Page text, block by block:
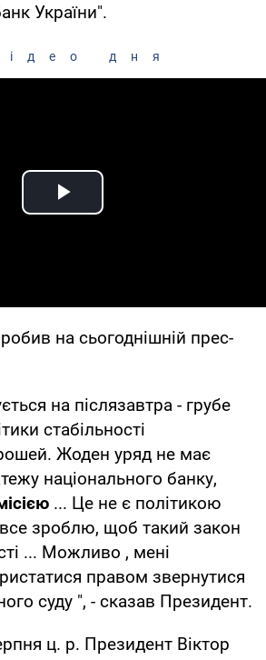
України".
дня
Play Video
на сьогоднішній прес-
на післязавтра - грубе
стабільності
Жоден уряд не має
національного банку,
... Це не є політикою
все зроблю, щоб такий закон
... Можливо , мені
правом звернутися
суду ", - сказав Президент.
ц. р. Президент Віктор